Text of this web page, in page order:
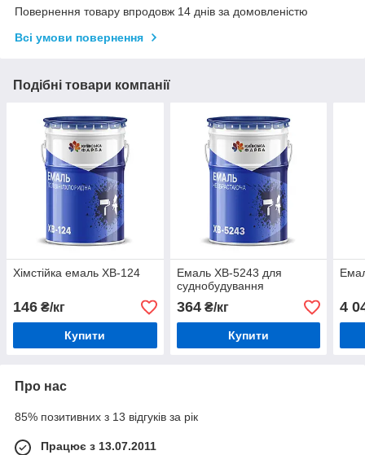
Повернення товару впродовж 14 днів за домовленістю
Всі умови повернення
Подібні товари компанії
Хімстійка емаль ХВ-124
146 ₴/кг
Купити
Емаль ХВ-5243 для
суднобудування
364₴/кг
Купити
4
Про нас
85% позитивних з 13 відгуків за рік
Працює з 13.07.2011